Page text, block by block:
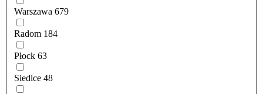
Warszawa 679
Radom 184
Płock 63
Siedlce 48